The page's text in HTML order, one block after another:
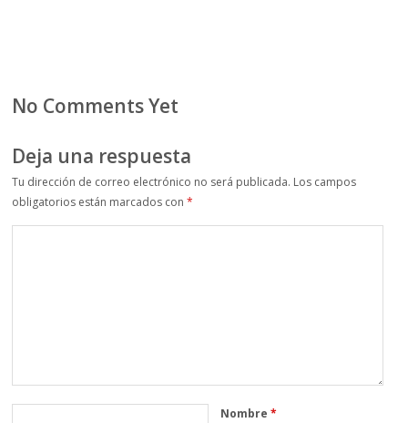
No Comments Yet
Deja una respuesta
Tu dirección de correo electrónico no será publicada. Los campos
obligatorios están marcados con*
Nombre*